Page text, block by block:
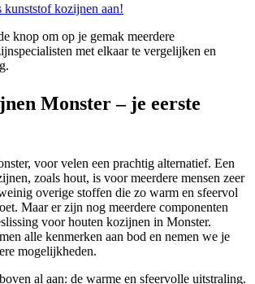
kunststof kozijnen aan!
knop om op je gemak meerdere
met elkaar te vergelijken en
Monster – je eerste
voor velen een prachtig alternatief. Een
zoals hout, is voor meerdere mensen zeer
overige stoffen die zo warm en sfeervol
Maar er zijn nog meerdere componenten
voor houten kozijnen in Monster.
alle kenmerken aan bod en nemen we je
mogelijkheden.
al aan: de warme en sfeervolle uitstraling.